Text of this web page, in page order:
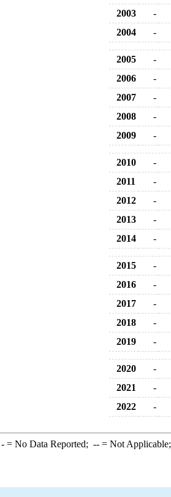
2003
-
2004
-
2005 -
2006
-
2007
-
2008
-
2009
-
2010 -
2011
-
2012
-
2013
-
2014
-
2015 -
2016
-
2017
-
2018
-
2019
-
2020 -
2021
-
2022
-
-= No Data Reported; --= Not Applicable;